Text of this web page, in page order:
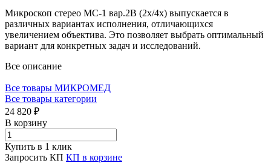
Микроскоп стерео МС-1 вар.2B (2х/4х) выпускается в
различных вариантах исполнения, отличающихся
увеличением объектива. Это позволяет выбрать оптимальный
вариант для конкретных задач и исследований.
Все описание
Все товары МИКРОМЕД
Все товары категории
24 820 ₽
В корзину
Купить в 1 клик
Запросить КП КП в корзине